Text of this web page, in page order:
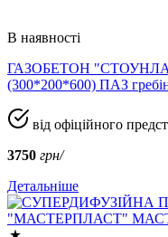
В наявності
ГАЗОБЕТОН
(300*200*600) ПАЗ
від офіційного
3750 грн/
Детальніше